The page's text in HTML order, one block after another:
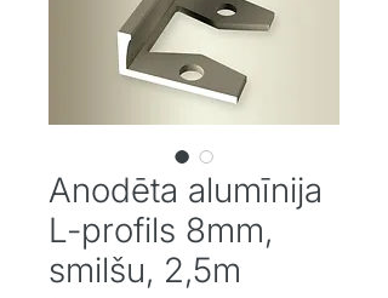
Anodēta alumīnija
L-profils 8mm,
smilšu, 2,5m